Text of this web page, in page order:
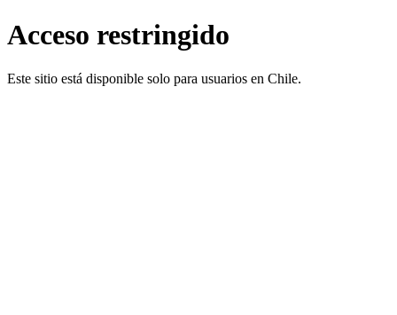
Acceso restringido
Este sitio está disponible solo para usuarios en Chile.